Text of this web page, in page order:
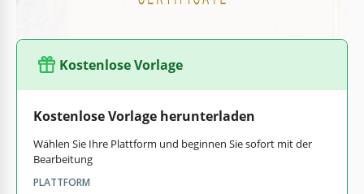
Kostenlose Vorlage
Kostenlose Vorlage herunterladen
Wählen Sie Ihre Plattform und beginnen Sie sofort mit der
Bearbeitung
PLATTFORM